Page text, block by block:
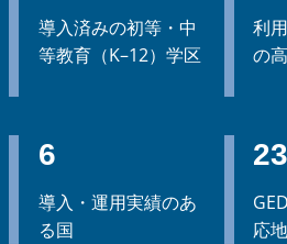
導入済みの初等・中
等教育（K–12）学区
利
の
6
導入・運用実績のあ
る国
23
応